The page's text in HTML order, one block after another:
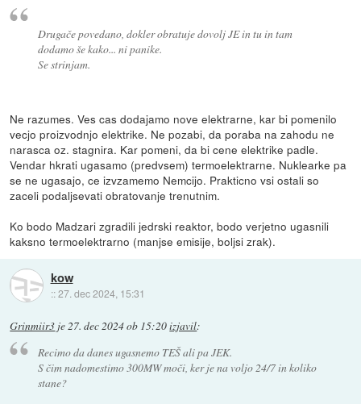
Drugače povedano, dokler obratuje dovolj JE in tu in tam
dodamo še kako... ni panike.
Se strinjam.
Ne razumes. Ves cas dodajamo nove elektrarne, kar bi pomenilo
vecjo proizvodnjo elektrike. Ne pozabi, da poraba na zahodu ne
narasca oz. stagnira. Kar pomeni, da bi cene elektrike padle.
Vendar hkrati ugasamo (predvsem) termoelektrarne. Nuklearke pa
se ne ugasajo, ce izvzamemo Nemcijo. Prakticno vsi ostali so
zaceli podaljsevati obratovanje trenutnim.
Ko bodo Madzari zgradili jedrski reaktor, bodo verjetno ugasnili
kaksno termoelektrarno (manjse emisije, boljsi zrak).
kow
::27. dec 2024, 15:31
Grinmiir3 je 27. dec 2024 ob 15:20izjavil:
Recimo da danes ugasnemo TEŠ ali pa JEK.
S čim nadomestimo 300MW moči, ker je na voljo 24/7 in koliko
stane?